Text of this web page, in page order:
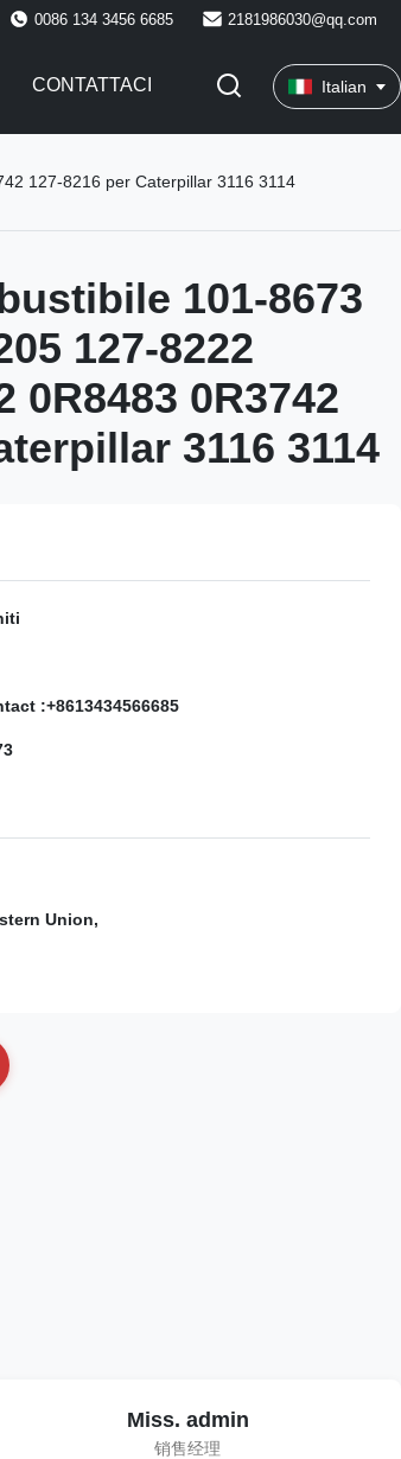
0086 134 3456 6685 2181986030@qq.com
CONTATTACI Italian
127-8216 per Caterpillar 3116 3114
101-8673
127-8222
0R8483 0R3742
3116 3114
:+8613434566685
Union,
Miss. admin
销售经理